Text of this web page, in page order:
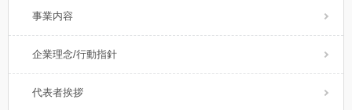
事業内容
企業理念/行動指針
代表者挨拶